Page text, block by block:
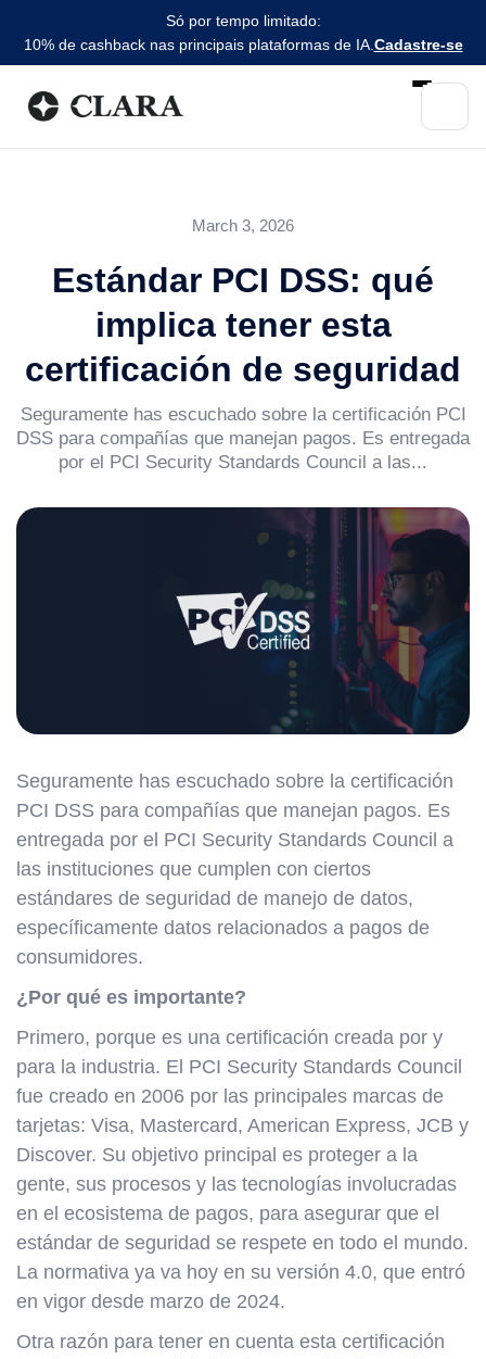
Só por tempo limitado:
10% de cashback nas principais plataformas de IA. Cadastre-se
March 3, 2026
Estándar PCI DSS: qué
implica tener esta
certificación de seguridad
Seguramente has escuchado sobre la certificación PCI
DSS para compañías que manejan pagos. Es entregada
por el PCI Security Standards Council a las...
Seguramente has escuchado sobre la certificación
PCI DSS para compañías que manejan pagos. Es
entregada por el PCI Security Standards Council a
las instituciones que cumplen con ciertos
estándares de seguridad de manejo de datos,
específicamente datos relacionados a pagos de
consumidores.
¿Por qué es importante?
Primero, porque es una certificación creada por y
para la industria. El PCI Security Standards Council
fue creado en 2006 por las principales marcas de
tarjetas: Visa, Mastercard, American Express, JCB y
Discover. Su objetivo principal es proteger a la
gente, sus procesos y las tecnologías involucradas
en el ecosistema de pagos, para asegurar que el
estándar de seguridad se respete en todo el mundo.
La normativa ya va hoy en su versión 4.0, que entró
en vigor desde marzo de 2024.
Otra razón para tener en cuenta esta certificación